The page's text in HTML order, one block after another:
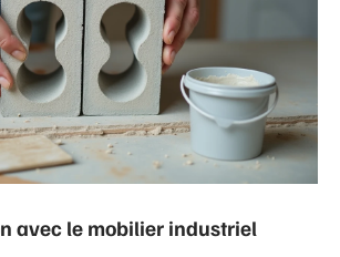
avec le mobilier industriel